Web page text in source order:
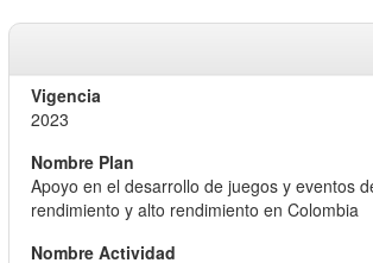
2023
Apoyo en el desarrollo de juegos y eventos
rendimiento y alto rendimiento en Colombia